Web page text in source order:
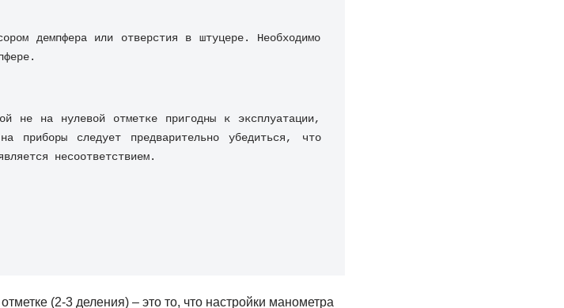
демпфера или отверстия в штуцере. Необходимо
не на нулевой отметке пригодны к эксплуатации,
приборы следует предварительно убедиться, что
несоответствием.
(2-3 деления) – это то, что настройки манометра